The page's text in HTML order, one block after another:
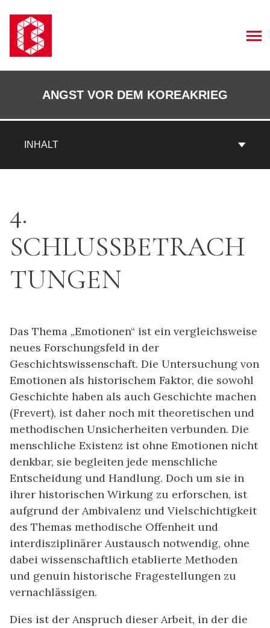
Inhalt
springen
INHALT
ANGST VOR DEM KOREAKRIEG
4.
SCHLUSSBETRACH
TUNGEN
Das Thema „Emotionen“ ist ein vergleichsweise
neues Forschungsfeld in der
Geschichtswissenschaft. Die Untersuchung von
Emotionen als historischem Faktor, die sowohl
Geschichte haben als auch Geschichte machen
(Frevert), ist daher noch mit theoretischen und
methodischen Unsicherheiten verbunden. Die
menschliche Existenz ist ohne Emotionen nicht
denkbar, sie begleiten jede menschliche
Entscheidung und Handlung. Doch um sie in
ihrer historischen Wirkung zu erforschen, ist
aufgrund der Ambivalenz und Vielschichtigkeit
des Themas methodische Offenheit und
interdisziplinärer Austausch notwendig, ohne
dabei wissenschaftlich etablierte Methoden
und genuin historische Fragestellungen zu
vernachlässigen.
Dies ist der Anspruch dieser Arbeit, in der die